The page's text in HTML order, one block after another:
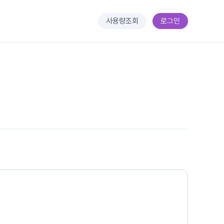
사용량조회 로그인